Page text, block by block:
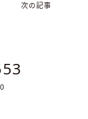
次の記事